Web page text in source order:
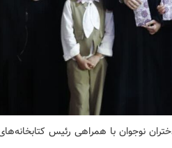
نوجوان با همراهی رئیس